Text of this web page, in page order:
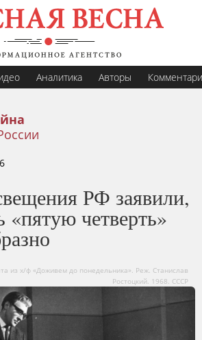
Аналитика Авторы
РФ заявили,
«пятую четверть»
из х/ф «Доживем до понедельника». Реж. Станислав
Ростоцкий. 1968. СССР